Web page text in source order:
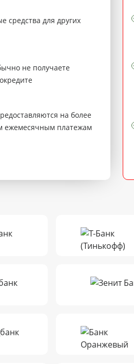
средства для других
не получаете
на более
ежемесячным платежам